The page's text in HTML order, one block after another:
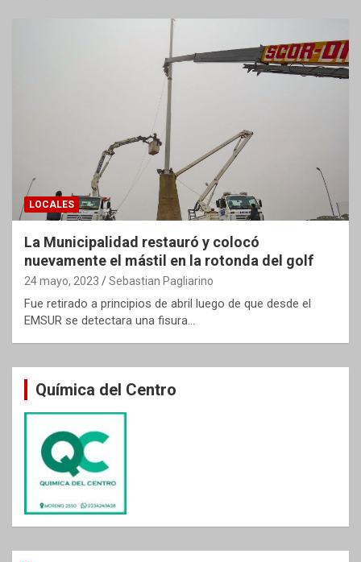
LOCALES
La Municipalidad restauró y colocó
nuevamente el mástil en la rotonda del golf
24 mayo, 2023 Sebastian Pagliarino
Fue retirado a principios de abril luego de que desde el
EMSUR se detectara una fisura…
Química del Centro